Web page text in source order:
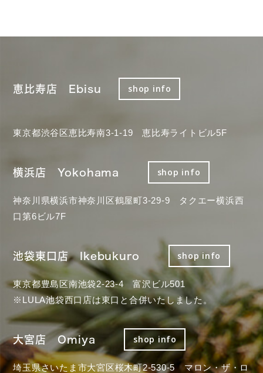
恵比寿店 Ebisu shop info
東京都渋谷区恵比寿南3-1-19 恵比寿ライトビル5F
横浜店 Yokohama shop info
神奈川県横浜市神奈川区鶴屋町3-29-9 タクエー横浜西
口第6ビル7F
池袋東口店 Ikebukuro shop info
東京都豊島区南池袋2-23-4 富沢ビル501
※LULA池袋西口店は東口と合併いたしました。
大宮店 Omiya shop info
埼玉県さいたま市大宮区桜木町2-530-5 マロン・ザ・ロ